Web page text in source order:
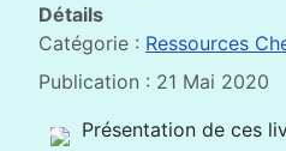
Détails
Catégorie : Ressources
Publication : 21 Mai 2020
Présentation de ces